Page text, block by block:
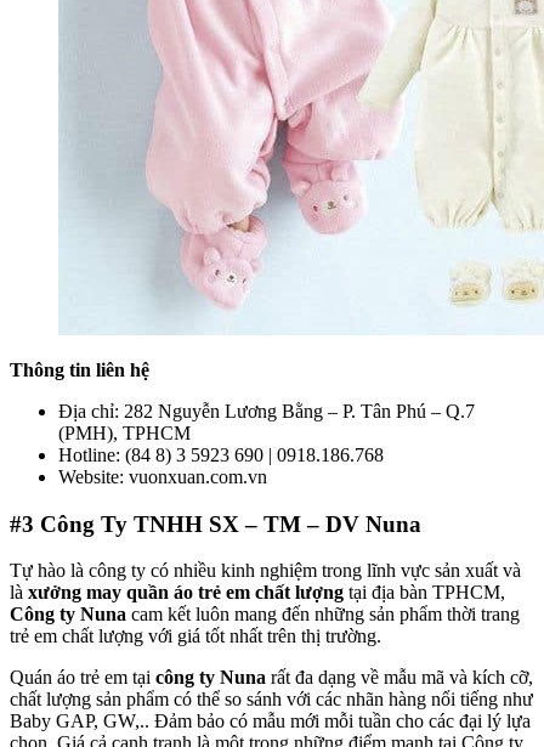
Thông tin liên hệ
Địa chỉ: 282 Nguyễn Lương Bằng – P. Tân Phú – Q.7
(PMH), TPHCM
Hotline: (84 8) 3 5923 690 | 0918.186.768
Website: vuonxuan.com.vn
#3 Công Ty TNHH SX – TM – DV Nuna
Tự hào là công ty có nhiều kinh nghiệm trong lĩnh vực sản xuất và
là xưởng may quần áo trẻ em chất lượng tại địa bàn TPHCM,
Công ty Nuna cam kết luôn mang đến những sản phẩm thời trang
trẻ em chất lượng với giá tốt nhất trên thị trường.
Quán áo trẻ em tại công ty Nuna rất đa dạng về mẫu mã và kích cỡ,
chất lượng sản phẩm có thể so sánh với các nhãn hàng nổi tiếng như
Baby GAP, GW,.. Đảm bảo có mẫu mới mỗi tuần cho các đại lý lựa